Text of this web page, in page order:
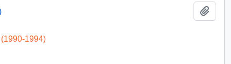
1994)